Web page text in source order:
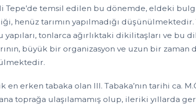
Tepe’de temsil edilen bu dönemde, eldeki
henüz tarımın yapılmadığı
yapıları, tonlarca ağırlıktaki dikilitaşları ve bu
büyük bir organizasyon ve uzun bir
en erken tabaka olan III. Tabaka’nın tarihi ca.
toprağa ulaşılamamış olup, ileriki yıllarda